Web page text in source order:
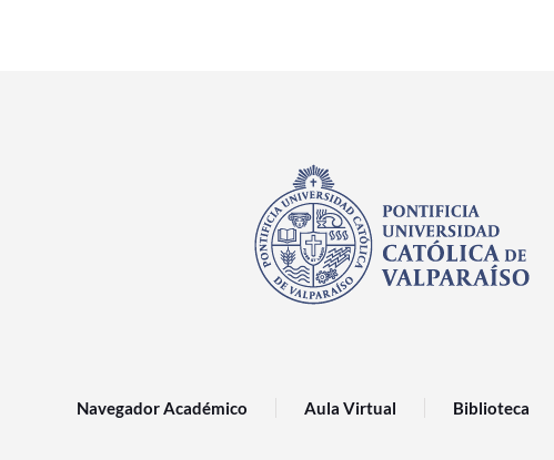
Navegador Académico Aula Virtual Biblioteca